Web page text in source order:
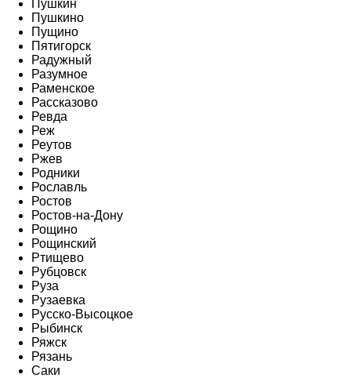
Пушкин
Пушкино
Пущино
Пятигорск
Радужный
Разумное
Раменское
Рассказово
Ревда
Реж
Реутов
Ржев
Родники
Рославль
Ростов
Ростов-на-Дону
Рощино
Рощинский
Ртищево
Рубцовск
Руза
Рузаевка
Русско-Высоцкое
Рыбинск
Ряжск
Рязань
Саки